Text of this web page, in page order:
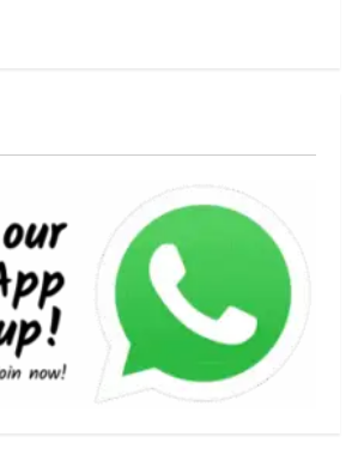
चयन : रेखा आर्या
UTTARAKHAND NEWS
15 अगस्त तक ई-केवाईसी नहीं कराई तो गैस
आपूर्ति पर पड़ सकता है असर
August 8, 2026
UTTARAKHAND NEWS